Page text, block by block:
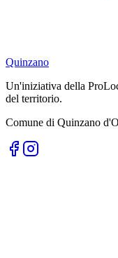
Quinzano
Un'iniziativa della
del territorio.
Comune di Quinzano